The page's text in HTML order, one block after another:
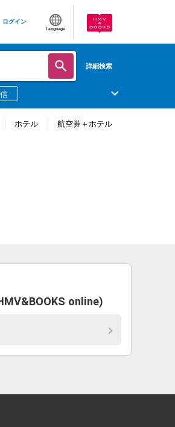
ログイン
Language
詳細検索
ホテル 航空券＋ホテル
online)